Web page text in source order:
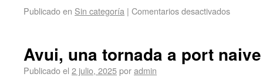
Publicado en Sin categoría | Comentarios desactivados
Avui, una tornada a port
Publicado el 2 julio, 2025poradmin